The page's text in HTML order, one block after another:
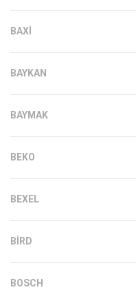
BAXI
BAYKAN
BAYMAK
BEKO
BEXEL
BIRD
BOSCH